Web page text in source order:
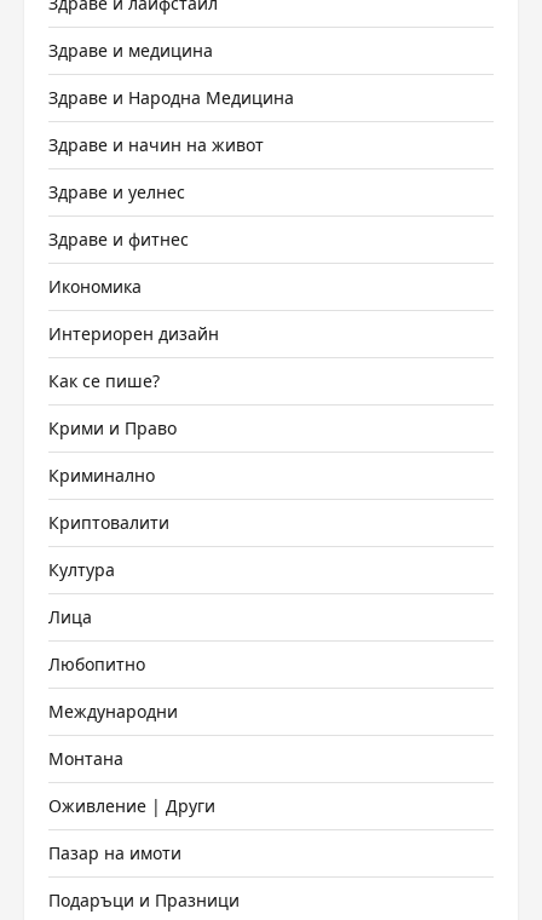
Здраве и медицина
Здраве и Народна Медицина
Здраве и начин на живот
Здраве и уелнес
Здраве и фитнес
Икономика
Интериорен дизайн
Как се пише?
Крими и Право
Криминално
Криптовалити
Култура
Лица
Любопитно
Международни
Монтана
Оживление | Други
Пазар на имоти
Подаръци и Празници